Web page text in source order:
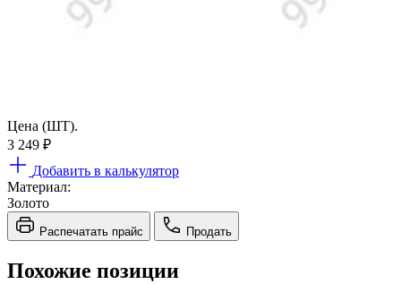
Цена (ШТ).
3 249 ₽
Добавить в калькулятор
Материал:
Золото
Распечатать прайс Продать
Похожие позиции